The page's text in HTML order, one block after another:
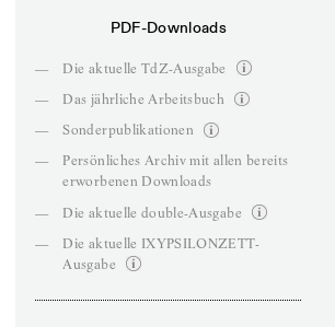
PDF-Downloads
—
Die aktuelle TdZ-Ausgabe
—
Das jährliche Arbeitsbuch
—
Sonderpublikationen
—
Persönliches Archiv mit allen bereits
erworbenen Downloads
—
Die aktuelle double-Ausgabe
—
Die aktuelle IXYPSILONZETT-
Ausgabe